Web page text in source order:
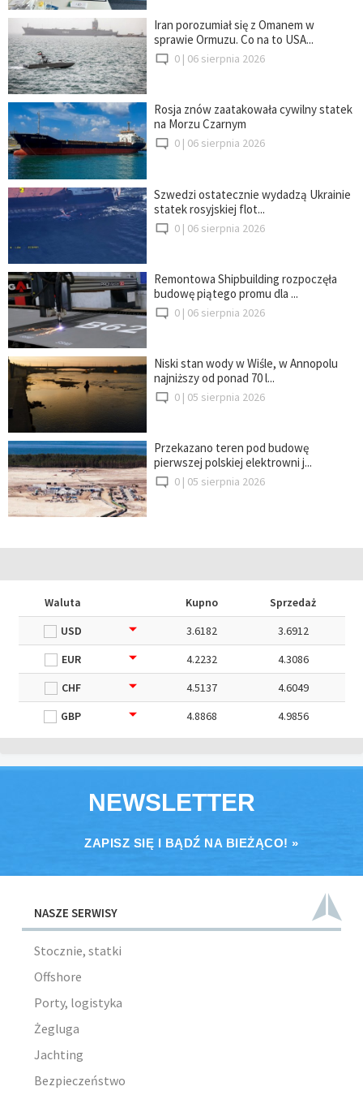
Iran porozumiał się z Omanem w
sprawie Ormuzu. Co na to USA...
0 | 06 sierpnia 2026
Rosja znów zaatakowała cywilny statek
na Morzu Czarnym
0 | 06 sierpnia 2026
Szwedzi ostatecznie wydadzą Ukrainie
statek rosyjskiej flot...
0 | 06 sierpnia 2026
Remontowa Shipbuilding rozpoczęła
budowę piątego promu dla ...
0 | 06 sierpnia 2026
Niski stan wody w Wiśle, w Annopolu
najniższy od ponad 70 l...
0 | 05 sierpnia 2026
Przekazano teren pod budowę
pierwszej polskiej elektrowni j...
0 | 05 sierpnia 2026
Waluta Kupno
Sprzedaż
USD
3.6182
3.6912
EUR
4.2232
4.3086
CHF
4.5137
4.6049
GBP
4.8868 4.9856
NEWSLETTER
ZAPISZ SIĘ I BĄDŹ NA BIEŻĄCO! »
NASZE SERWISY
Stocznie, statki
Offshore
Porty, logistyka
Żegluga
Jachting
Bezpieczeństwo